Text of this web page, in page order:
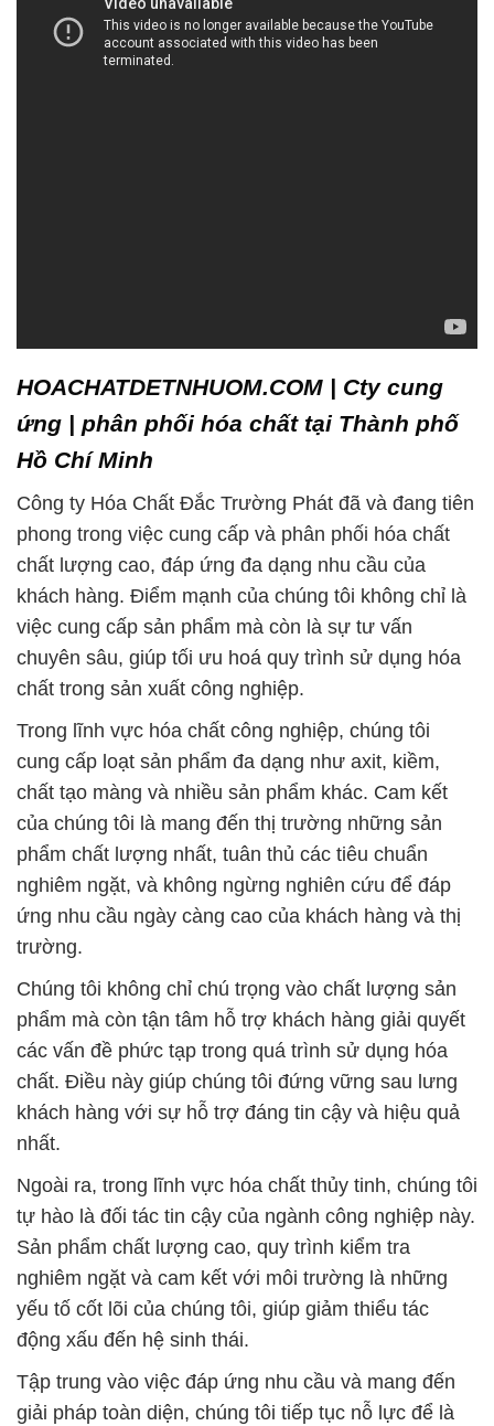
HOACHATDETNHUOM.COM | Cty cung
ứng | phân phối hóa chất tại Thành phố
Hồ Chí Minh
Công ty Hóa Chất Đắc Trường Phát đã và đang tiên
phong trong việc cung cấp và phân phối hóa chất
chất lượng cao, đáp ứng đa dạng nhu cầu của
khách hàng. Điểm mạnh của chúng tôi không chỉ là
việc cung cấp sản phẩm mà còn là sự tư vấn
chuyên sâu, giúp tối ưu hoá quy trình sử dụng hóa
chất trong sản xuất công nghiệp.
Trong lĩnh vực hóa chất công nghiệp, chúng tôi
cung cấp loạt sản phẩm đa dạng như axit, kiềm,
chất tạo màng và nhiều sản phẩm khác. Cam kết
của chúng tôi là mang đến thị trường những sản
phẩm chất lượng nhất, tuân thủ các tiêu chuẩn
nghiêm ngặt, và không ngừng nghiên cứu để đáp
ứng nhu cầu ngày càng cao của khách hàng và thị
trường.
Chúng tôi không chỉ chú trọng vào chất lượng sản
phẩm mà còn tận tâm hỗ trợ khách hàng giải quyết
các vấn đề phức tạp trong quá trình sử dụng hóa
chất. Điều này giúp chúng tôi đứng vững sau lưng
khách hàng với sự hỗ trợ đáng tin cậy và hiệu quả
nhất.
Ngoài ra, trong lĩnh vực hóa chất thủy tinh, chúng tôi
tự hào là đối tác tin cậy của ngành công nghiệp này.
Sản phẩm chất lượng cao, quy trình kiểm tra
nghiêm ngặt và cam kết với môi trường là những
yếu tố cốt lõi của chúng tôi, giúp giảm thiểu tác
động xấu đến hệ sinh thái.
Tập trung vào việc đáp ứng nhu cầu và mang đến
giải pháp toàn diện, chúng tôi tiếp tục nỗ lực để là